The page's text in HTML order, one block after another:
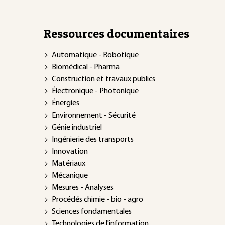
Ressources documentaires
Automatique - Robotique
Biomédical - Pharma
Construction et travaux publics
Électronique - Photonique
Énergies
Environnement - Sécurité
Génie industriel
Ingénierie des transports
Innovation
Matériaux
Mécanique
Mesures - Analyses
Procédés chimie - bio - agro
Sciences fondamentales